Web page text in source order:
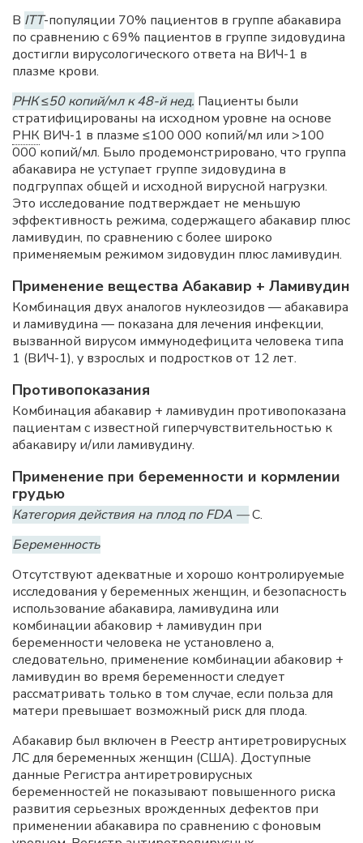
В ITT-популяции 70% пациентов в группе абакавира
по сравнению с 69% пациентов в группе зидовудина
достигли вирусологического ответа на ВИЧ-1 в
плазме крови.
РНК ≤50 копий/мл к 48-й нед. Пациенты были
стратифицированы на исходном уровне на основе
РНК ВИЧ-1 в плазме ≤100 000 копий/мл или >100
000 копий/мл. Было продемонстрировано, что группа
абакавира не уступает группе зидовудина в
подгруппах общей и исходной вирусной нагрузки.
Это исследование подтверждает не меньшую
эффективность режима, содержащего абакавир плюс
ламивудин, по сравнению с более широко
применяемым режимом зидовудин плюс ламивудин.
Применение вещества Абакавир + Ламивудин
Комбинация двух аналогов нуклеозидов — абакавира
и ламивудина — показана для лечения инфекции,
вызванной вирусом иммунодефицита человека типа
1 (ВИЧ-1), у взрослых и подростков от 12 лет.
Противопоказания
Комбинация абакавир + ламивудин противопоказана
пациентам с известной гиперчувствительностью к
абакавиру и/или ламивудину.
Применение при беременности и кормлении
грудью
Категория действия на плод по FDA —C.
Беременность
Отсутствуют адекватные и хорошо контролируемые
исследования у беременных женщин, и безопасность
использование абакавира, ламивудина или
комбинации абаковир + ламивудин при
беременности человека не установлено а,
следовательно, применение комбинации абаковир +
ламивудин во время беременности следует
рассматривать только в том случае, если польза для
матери превышает возможный риск для плода.
Абакавир был включен в Реестр антиретровирусных
ЛС для беременных женщин (США). Доступные
данные Регистра антиретровирусных
беременностей не показывают повышенного риска
развития серьезных врожденных дефектов при
применении абакавира по сравнению с фоновым